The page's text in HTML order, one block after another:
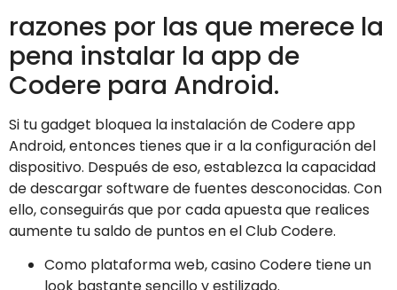
razones por las que merece la
pena instalar la app de
Codere para Android.
Si tu gadget bloquea la instalación de Codere app
Android, entonces tienes que ir a la configuración del
dispositivo. Después de eso, establezca la capacidad
de descargar software de fuentes desconocidas. Con
ello, conseguirás que por cada apuesta que realices
aumente tu saldo de puntos en el Club Codere.
Como plataforma web, casino Codere tiene un